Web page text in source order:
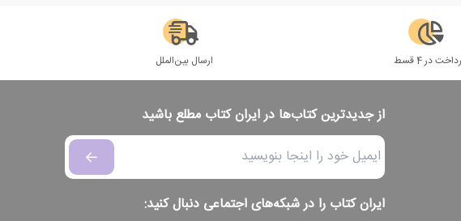
در 4 قسط ارسال بین‌الملل
از جدیدترین کتاب‌ها در ایران کتاب مطلع باشید
ایران کتاب را در شبکه‌های اجتماعی دنبال کنید: